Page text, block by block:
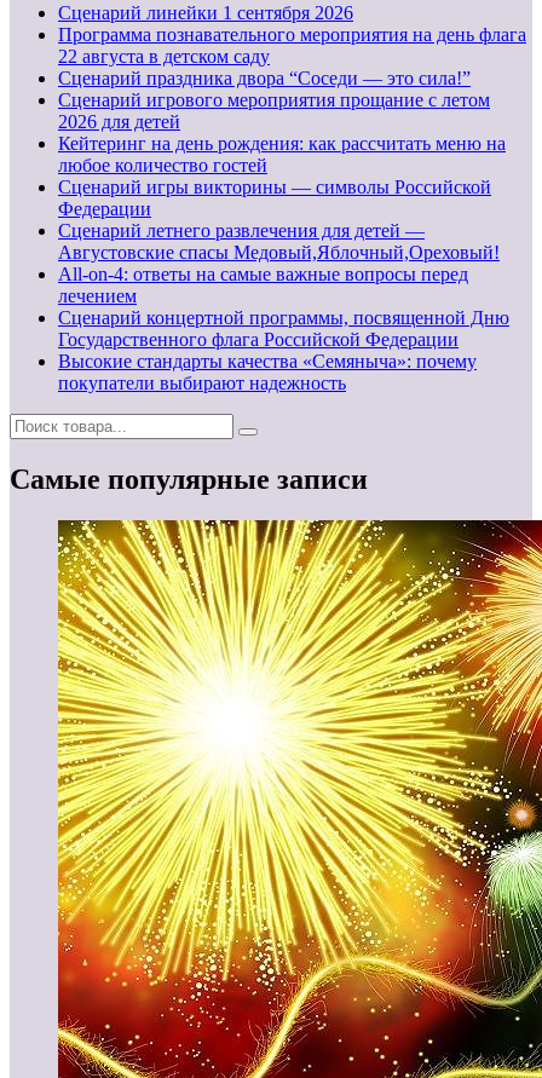
Cценарий линейки 1 сентября 2026
Программа познавательного мероприятия на день флага
22 августа в детском саду
Сценарий праздника двора “Соседи — это сила!”
Сценарий игрового мероприятия прощание с летом
2026 для детей
Кейтеринг на день рождения: как рассчитать меню на
любое количество гостей
Сценарий игры викторины — символы Российской
Федерации
Сценарий летнего развлечения для детей —
Августовские спасы Медовый,Яблочный,Ореховый!
All-on-4: ответы на самые важные вопросы перед
лечением
Сценарий концертной программы, посвященной Дню
Государственного флага Российской Федерации
Высокие стандарты качества «Семяныча»: почему
покупатели выбирают надежность
Самые популярные записи